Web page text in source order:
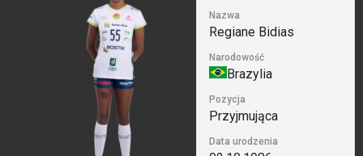
Nazwa
Regiane Bidias
Narodowość
Brazylia
Pozycja
Przyjmująca
Data urodzenia